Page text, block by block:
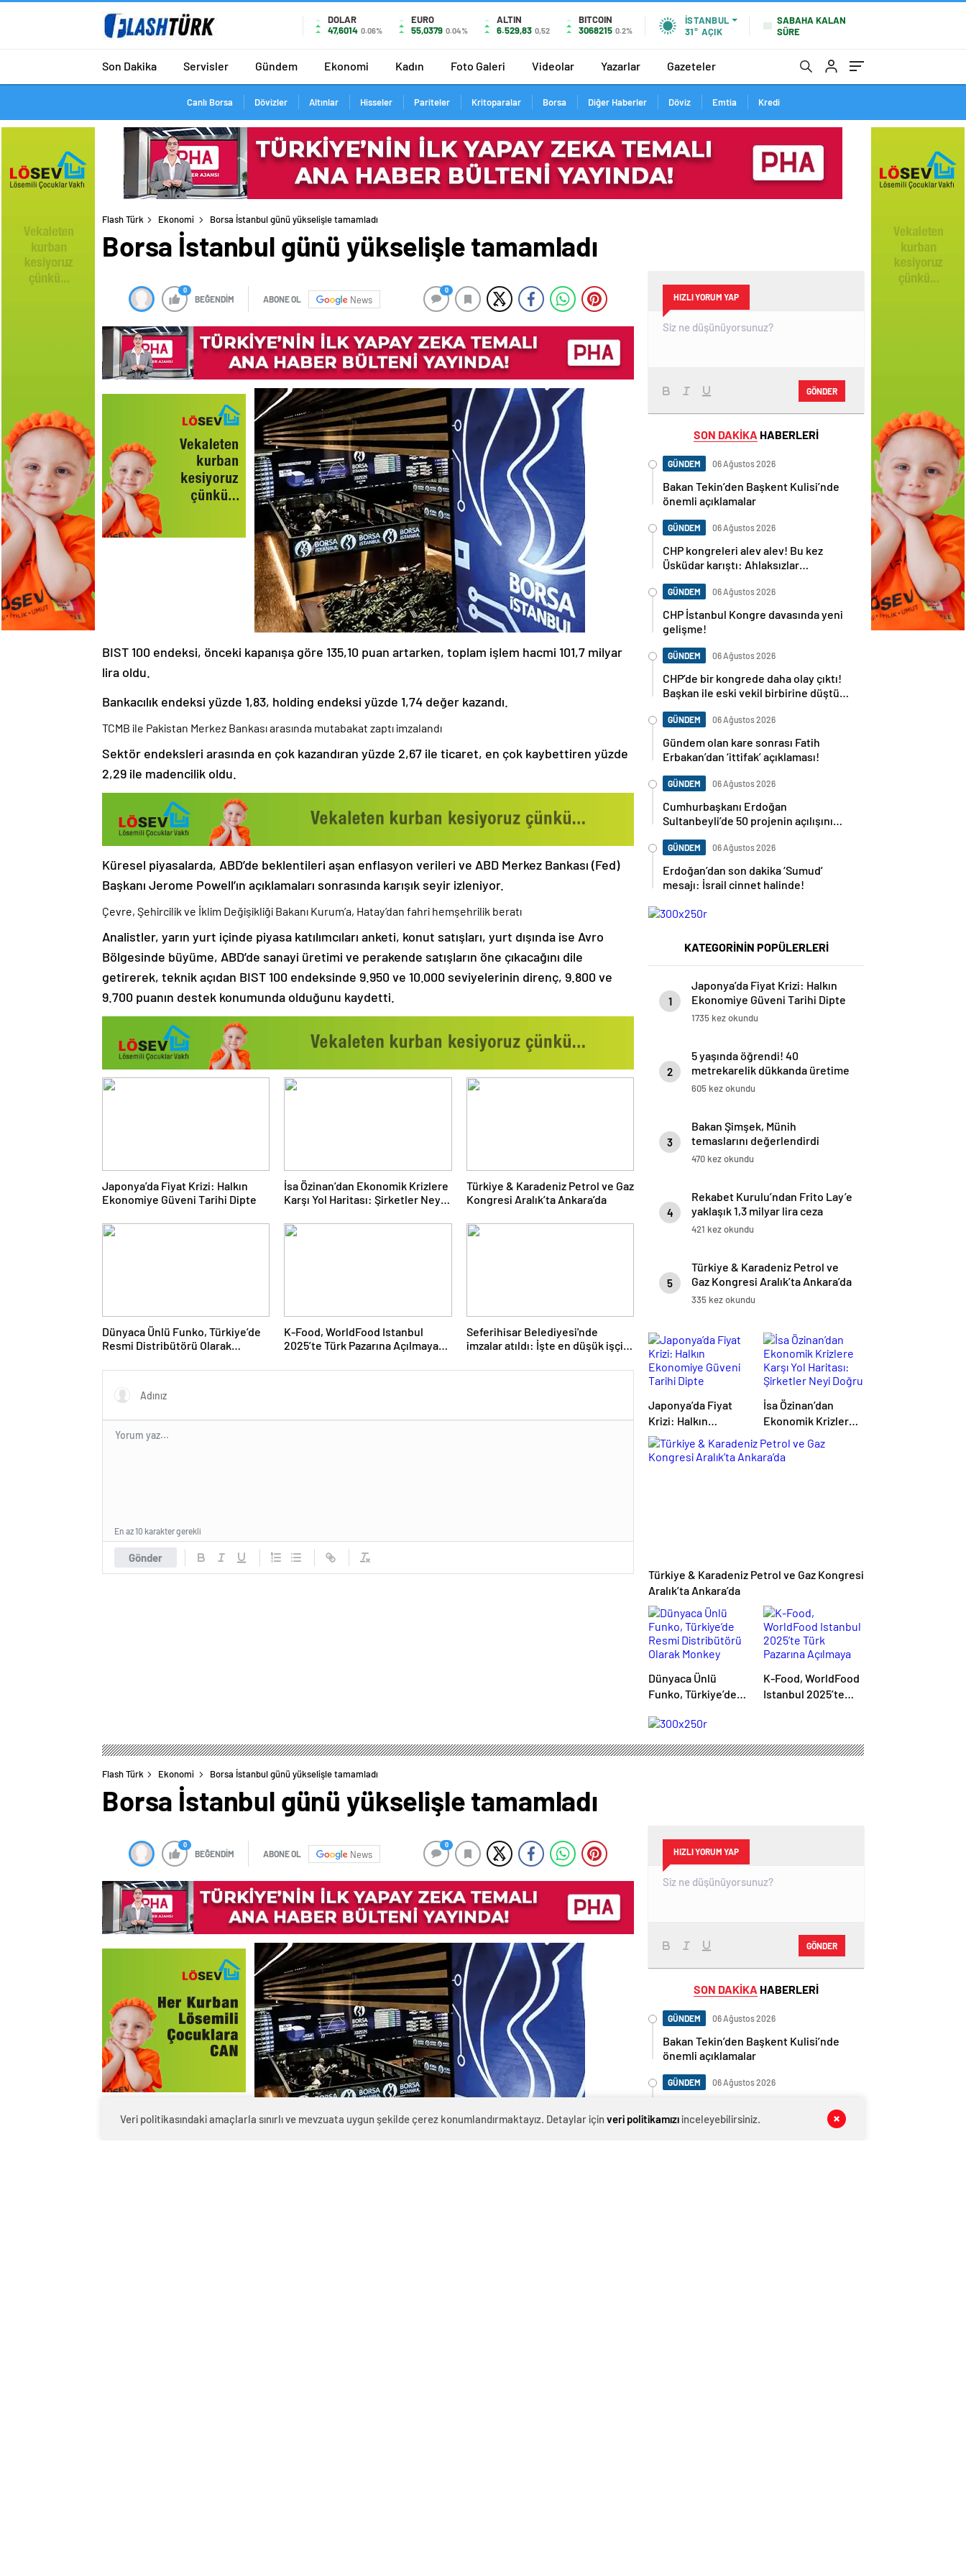
DOLAR
47,6014 0.06%
EURO
55,0379 0.04%
ALTIN
6.529,83 0,52
BITCOIN
3068215 0.2%
İSTANBUL
31° AÇIK
SABAHA KALAN
SÜRE
Son Dakika Servisler Gündem Ekonomi Kadın Foto Galeri Videolar Yazarlar Gazeteler
Canlı Borsa Dövizler Altınlar Hisseler Pariteler Kritoparalar Borsa Diğer Haberler Döviz Emtia Kredi
Flash Türk Ekonomi Borsa İstanbul günü yükselişle tamamladı
Borsa İstanbul günü yükselişle tamamladı
0
BEĞENDİM ABONE OL News
0
BIST 100 endeksi, önceki kapanışa göre 135,10 puan artarken, toplam işlem hacmi 101,7 milyar
lira oldu.
Bankacılık endeksi yüzde 1,83, holding endeksi yüzde 1,74 değer kazandı.
TCMB ile Pakistan Merkez Bankası arasında mutabakat zaptı imzalandı
Sektör endeksleri arasında en çok kazandıran yüzde 2,67 ile ticaret, en çok kaybettiren yüzde
2,29 ile madencilik oldu.
Küresel piyasalarda, ABD’de beklentileri aşan enflasyon verileri ve ABD Merkez Bankası (Fed)
Başkanı Jerome Powell’ın açıklamaları sonrasında karışık seyir izleniyor.
Çevre, Şehircilik ve İklim Değişikliği Bakanı Kurum’a, Hatay’dan fahri hemşehrilik beratı
Analistler, yarın yurt içinde piyasa katılımcıları anketi, konut satışları, yurt dışında ise Avro
Bölgesinde büyüme, ABD’de sanayi üretimi ve perakende satışların öne çıkacağını dile
getirerek, teknik açıdan BIST 100 endeksinde 9.950 ve 10.000 seviyelerinin direnç, 9.800 ve
9.700 puanın destek konumunda olduğunu kaydetti.
Japonya’da Fiyat Krizi: Halkın
Ekonomiye Güveni Tarihi Dipte
İsa Özinan’dan Ekonomik Krizlere
Karşı Yol Haritası: Şirketler Neyi
Türkiye & Karadeniz Petrol ve Gaz
Kongresi Aralık’ta Ankara’da
Dünyaca Ünlü Funko, Türkiye’de
Resmi Distribütörü Olarak
K-Food, WorldFood Istanbul
2025’te Türk Pazarına Açılmaya
Seferihisar Belediyesi'nde
imzalar atıldı: İşte en düşük işçi
Gönder
En az 10 karakter gerekli
HIZLI YORUM YAP
GÖNDER
SON DAKİKA HABERLERİ
GÜNDEM 06 Ağustos 2026
Bakan Tekin’den Başkent Kulisi’nde
önemli açıklamalar
GÜNDEM 06 Ağustos 2026
CHP kongreleri alev alev! Bu kez
Üsküdar karıştı: Ahlaksızlar…
GÜNDEM 06 Ağustos 2026
CHP İstanbul Kongre davasında yeni
gelişme!
GÜNDEM 06 Ağustos 2026
CHP’de bir kongrede daha olay çıktı!
Başkan ile eski vekil birbirine düştü…
GÜNDEM 06 Ağustos 2026
Gündem olan kare sonrası Fatih
Erbakan’dan ‘ittifak’ açıklaması!
GÜNDEM 06 Ağustos 2026
Cumhurbaşkanı Erdoğan
Sultanbeyli’de 50 projenin açılışını
GÜNDEM 06 Ağustos 2026
Erdoğan’dan son dakika ‘Sumud’
mesajı: İsrail cinnet halinde!
KATEGORİNİN POPÜLERLERİ
1
Japonya’da Fiyat Krizi: Halkın
Ekonomiye Güveni Tarihi Dipte
1735 kez okundu
2
5 yaşında öğrendi! 40
metrekarelik dükkanda üretime
başladı: ‘Amerika’dan bile
605 kez okundu
3
Bakan Şimşek, Münih
temaslarını değerlendirdi
470 kez okundu
4
Rekabet Kurulu’ndan Frito Lay’e
yaklaşık 1,3 milyar lira ceza
421 kez okundu
5
Türkiye & Karadeniz Petrol ve
Gaz Kongresi Aralık’ta Ankara’da
335 kez okundu
Japonya’da Fiyat
Krizi: Halkın
Ekonomiye Güveni
Tarihi Dipte
İsa Özinan’dan
Ekonomik Krizlere
Karşı Yol Haritası:
Şirketler Neyi
Türkiye & Karadeniz Petrol ve Gaz Kongresi
Aralık’ta Ankara’da
Dünyaca Ünlü
Funko, Türkiye’de
Olarak Monkey
Distribution’ı Seçti
K-Food, WorldFood
Istanbul 2025’te
Hazırlanıyor
Flash Türk Ekonomi Borsa İstanbul günü yükselişle tamamladı
Borsa İstanbul günü yükselişle tamamladı
0
BEĞENDİM ABONE OL News
0
HIZLI YORUM YAP
GÖNDER
SON DAKİKA HABERLERİ
GÜNDEM 06 Ağustos 2026
Bakan Tekin’den Başkent Kulisi’nde
önemli açıklamalar
GÜNDEM 06 Ağustos 2026
Üsküdar karıştı: Ahlaksızlar…
Veri politikasındaki amaçlarla sınırlı ve mevzuata uygun şekilde çerez konumlandırmaktayız. Detaylar için veri politikamızıinceleyebilirsiniz.